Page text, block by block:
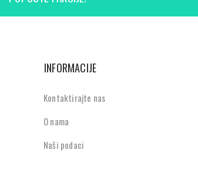
INFORMACIJE
Kontaktirajte nas
O nama
Naši podaci